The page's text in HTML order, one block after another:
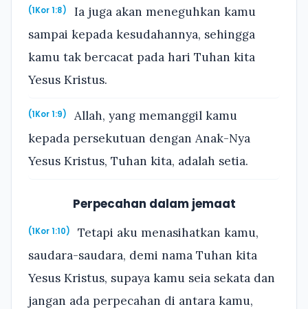
(1Kor 1:8)
Ia juga akan meneguhkan kamu
sampai kepada kesudahannya, sehingga
kamu tak bercacat pada hari Tuhan kita
Yesus Kristus.
(1Kor 1:9)
Allah, yang memanggil kamu
kepada persekutuan dengan Anak-Nya
Yesus Kristus, Tuhan kita, adalah setia.
Perpecahan dalam jemaat
(1Kor 1:10)
Tetapi aku menasihatkan kamu,
saudara-saudara, demi nama Tuhan kita
Yesus Kristus, supaya kamu seia sekata dan
jangan ada perpecahan di antara kamu,